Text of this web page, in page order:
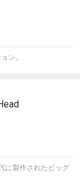
ン。
に製作されたビッグ